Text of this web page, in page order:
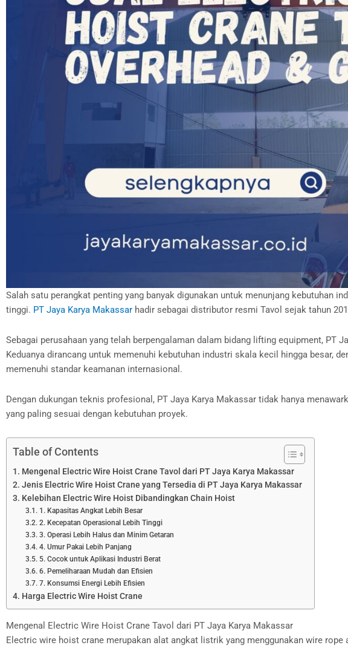
Salah satu perangkat penting yang banyak digunakan untuk menunjang kebutuhan
tinggi. PT Jaya Karya Makassar hadir sebagai distributor resmi Tavol sejak tahun
Sebagai perusahaan yang telah berpengalaman dalam bidang lifting equipment, PT
Keduanya dirancang untuk memenuhi kebutuhan industri skala kecil hingga besar,
memenuhi standar keamanan internasional.
Dengan dukungan teknis profesional, PT Jaya Karya Makassar tidak hanya
yang paling sesuai dengan kebutuhan proyek.
Table of Contents
Mengenal Electric Wire Hoist Crane Tavol dari PT Jaya Karya Makassar
Jenis Electric Wire Hoist Crane yang Tersedia di PT Jaya Karya Makassar
Kelebihan Electric Wire Hoist Dibandingkan Chain Hoist
1. Kapasitas Angkat Lebih Besar
2. Kecepatan Operasional Lebih Tinggi
3. Operasi Lebih Halus dan Minim Getaran
4. Umur Pakai Lebih Panjang
5. Cocok untuk Aplikasi Industri Berat
6. Pemeliharaan Mudah dan Efisien
7. Konsumsi Energi Lebih Efisien
Harga Electric Wire Hoist Crane
Mengenal Electric Wire Hoist Crane Tavol dari PT Jaya Karya Makassar
Electric wire hoist crane merupakan alat angkat listrik yang menggunakan wire